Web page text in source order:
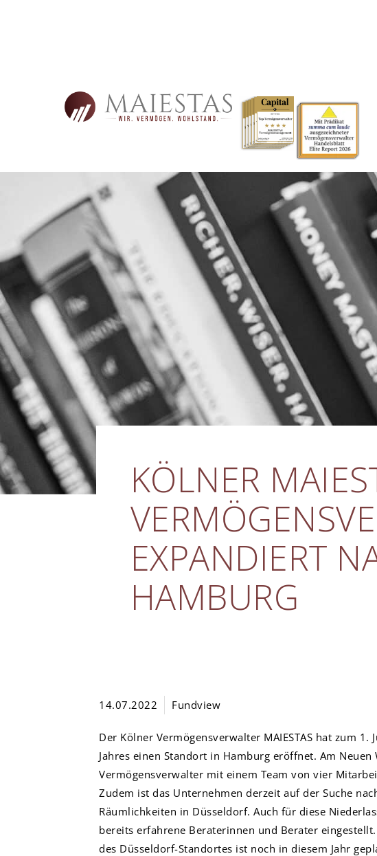
KÖLNER
EXPANDIERT
HAMBURG
14.07.2022 Fundview
Der Kölner Vermögensverwalter MAIESTAS hat zum 1.
Jahres einen Standort in Hamburg eröffnet. Am
Vermögensverwalter mit einem Team von vier
Zudem ist das Unternehmen derzeit auf der Suche
Räumlichkeiten in Düsseldorf. Auch für diese
bereits erfahrene Beraterinnen und Berater
des Düsseldorf-Standortes ist noch in diesem Jahr